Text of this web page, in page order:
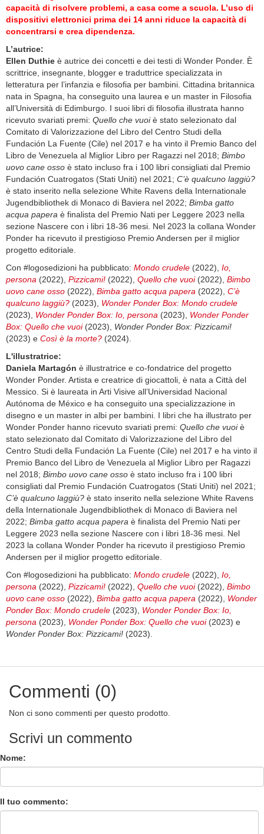
capacità di risolvere problemi, a casa come a scuola. L’uso di
dispositivi elettronici prima dei 14 anni riduce la capacità di
concentrarsi e crea dipendenza.
L’autrice:
Ellen Duthie è autrice dei concetti e dei testi di Wonder Ponder. È
scrittrice, insegnante, blogger e traduttrice specializzata in
letteratura per l’infanzia e filosofia per bambini. Cittadina britannica
nata in Spagna, ha conseguito una laurea e un master in Filosofia
all’Università di Edimburgo. I suoi libri di filosofia illustrata hanno
ricevuto svariati premi: Quello che vuoiè stato selezionato dal
Comitato di Valorizzazione del Libro del Centro Studi della
Fundación La Fuente (Cile) nel 2017 e ha vinto il Premio Banco del
Libro de Venezuela al Miglior Libro per Ragazzi nel 2018; Bimbo
uovo cane osso è stato incluso fra i 100 libri consigliati dal Premio
Fundación Cuatrogatos (Stati Uniti) nel 2021; C’è qualcuno laggiù?
è stato inserito nella selezione White Ravens della Internationale
Jugendbibliothek di Monaco di Baviera nel 2022; Bimba gatto
acqua papera è finalista del Premio Nati per Leggere 2023 nella
sezione Nascere con i libri 18-36 mesi. Nel 2023 la collana Wonder
Ponder ha ricevuto il prestigioso Premio Andersen per il miglior
progetto editoriale.
Con #logosedizioni ha pubblicato: Mondo crudele (2022), Io,
persona (2022), Pizzicami! (2022), Quello che vuoi(2022), Bimbo
uovo cane osso (2022), Bimba gatto acqua papera (2022), C’è
qualcuno laggiù? (2023), Wonder Ponder Box: Mondo crudele
(2023), Wonder Ponder Box: Io, persona (2023), Wonder Ponder
Box: Quello che vuoi(2023), Wonder Ponder Box: Pizzicami!
(2023) e Così è la morte? (2024).
L'illustratrice:
Daniela Martagón è illustratrice e co-fondatrice del progetto
Wonder Ponder. Artista e creatrice di giocattoli, è nata a Città del
Messico. Si è laureata in Arti Visive all’Universidad Nacional
Autónoma de México e ha conseguito una specializzazione in
disegno e un master in albi per bambini. I libri che ha illustrato per
Wonder Ponder hanno ricevuto svariati premi: Quello che vuoiè
stato selezionato dal Comitato di Valorizzazione del Libro del
Centro Studi della Fundación La Fuente (Cile) nel 2017 e ha vinto il
Premio Banco del Libro de Venezuela al Miglior Libro per Ragazzi
nel 2018; Bimbo uovo cane osso è stato incluso fra i 100 libri
consigliati dal Premio Fundación Cuatrogatos (Stati Uniti) nel 2021;
C’è qualcuno laggiù? è stato inserito nella selezione White Ravens
della Internationale Jugendbibliothek di Monaco di Baviera nel
2022; Bimba gatto acqua papera è finalista del Premio Nati per
Leggere 2023 nella sezione Nascere con i libri 18-36 mesi. Nel
2023 la collana Wonder Ponder ha ricevuto il prestigioso Premio
Andersen per il miglior progetto editoriale.
Con #logosedizioni ha pubblicato: Mondo crudele (2022), Io,
persona (2022), Pizzicami! (2022), Quello che vuoi(2022), Bimbo
uovo cane osso (2022), Bimba gatto acqua papera (2022), Wonder
Ponder Box: Mondo crudele (2023), Wonder Ponder Box: Io,
persona (2023), Wonder Ponder Box: Quello che vuoi(2023) e
Wonder Ponder Box: Pizzicami! (2023).
Commenti (0)
Non ci sono commenti per questo prodotto.
Scrivi un commento
Nome:
Il tuo commento: